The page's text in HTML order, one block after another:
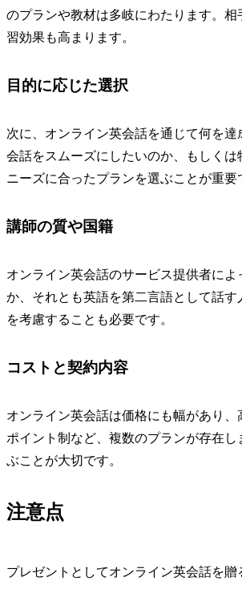
のプランや教材は多岐にわたります。
習効果も高まります。
目的に応じた選択
次に、オンライン英会話を通じて何を
会話をスムーズにしたいのか、もしく
ニーズに合ったプランを選ぶことが重要
講師の質や国籍
オンライン英会話のサービス提供者に
か、それとも英語を第二言語として話
を考慮することも必要です。
コストと契約内容
オンライン英会話は価格にも幅があり
ポイント制など、複数のプランが存在
ぶことが大切です。
注意点
プレゼントとしてオンライン英会話を贈